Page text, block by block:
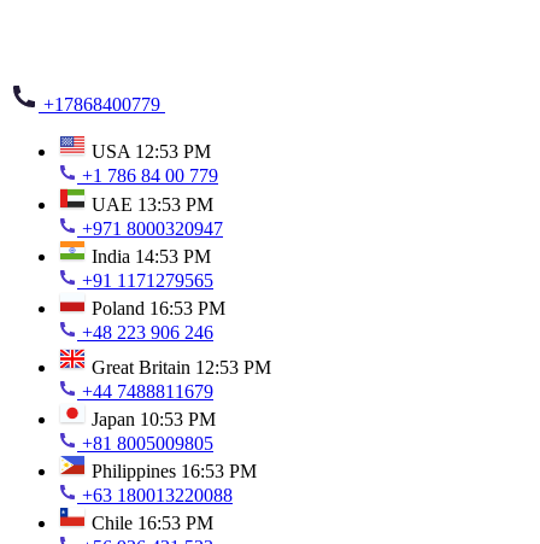
+17868400779
USA 12:53 PM
+1 786 84 00 779
UAE 13:53 PM
+971 8000320947
India 14:53 PM
+91 1171279565
Poland 16:53 PM
+48 223 906 246
Great Britain 12:53 PM
+44 7488811679
Japan 10:53 PM
+81 8005009805
Philippines 16:53 PM
+63 180013220088
Chile 16:53 PM